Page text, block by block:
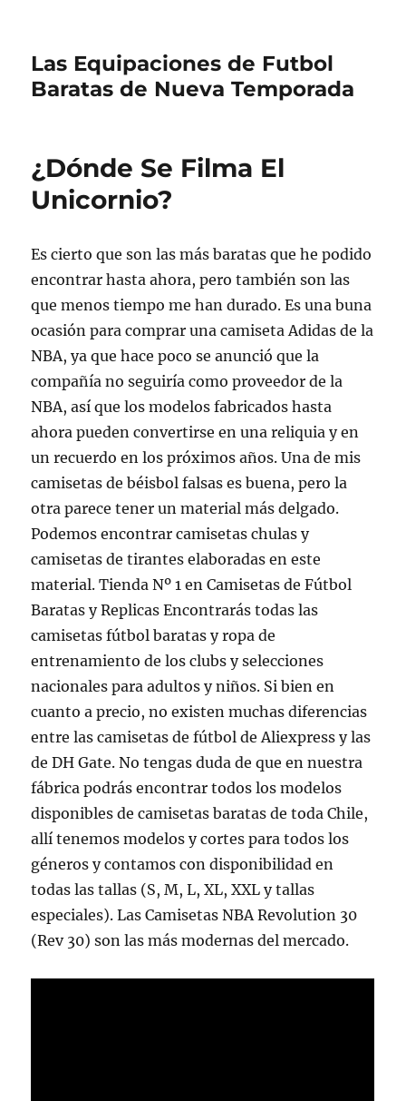
Las Equipaciones de Futbol
Baratas de Nueva Temporada
¿Dónde Se Filma El
Unicornio?
Es cierto que son las más baratas que he podido
encontrar hasta ahora, pero también son las
que menos tiempo me han durado. Es una buna
ocasión para comprar una camiseta Adidas de la
NBA, ya que hace poco se anunció que la
compañía no seguiría como proveedor de la
NBA, así que los modelos fabricados hasta
ahora pueden convertirse en una reliquia y en
un recuerdo en los próximos años. Una de mis
camisetas de béisbol falsas es buena, pero la
otra parece tener un material más delgado.
Podemos encontrar camisetas chulas y
camisetas de tirantes elaboradas en este
material. Tienda Nº 1 en Camisetas de Fútbol
Baratas y Replicas Encontrarás todas las
camisetas fútbol baratas y ropa de
entrenamiento de los clubs y selecciones
nacionales para adultos y niños. Si bien en
cuanto a precio, no existen muchas diferencias
entre las camisetas de fútbol de Aliexpress y las
de DH Gate. No tengas duda de que en nuestra
fábrica podrás encontrar todos los modelos
disponibles de camisetas baratas de toda Chile,
allí tenemos modelos y cortes para todos los
géneros y contamos con disponibilidad en
todas las tallas (S, M, L, XL, XXL y tallas
especiales). Las Camisetas NBA Revolution 30
(Rev 30) son las más modernas del mercado.